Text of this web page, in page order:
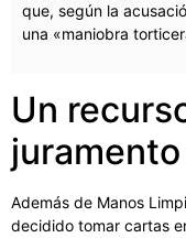
que, según la
una «maniobra
Un
Además de Manos
decidido tomar cartas